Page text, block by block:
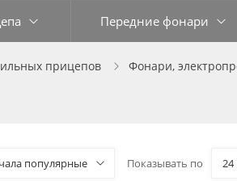
Передние фонари
прицепов Фонари,
популярные Показывать по 24